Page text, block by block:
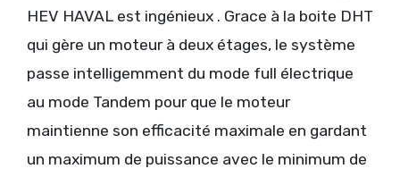
HEV HAVAL est ingénieux . Grace à la boite DHT
qui gère un moteur à deux étages, le système
passe intelligemment du mode full électrique
au mode Tandem pour que le moteur
maintienne son efficacité maximale en gardant
un maximum de puissance avec le minimum de